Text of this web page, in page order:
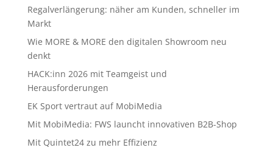
Regalverlängerung: näher am Kunden, schneller im
Markt
Wie MORE & MORE den digitalen Showroom neu
denkt
HACK:inn 2026 mit Teamgeist und
Herausforderungen
EK Sport vertraut auf MobiMedia
Mit MobiMedia: FWS launcht innovativen B2B-Shop
Mit Quintet24 zu mehr Effizienz